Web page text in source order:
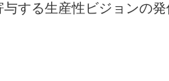
する生産性ビジョンの発